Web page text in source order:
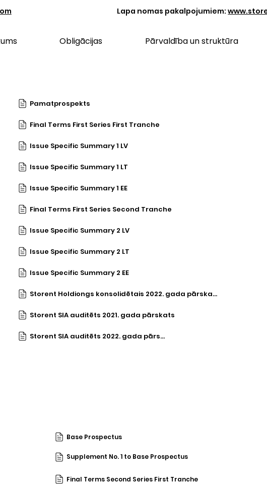
Lapa nomas pakalpojumiem:
Obligācijas Pārvaldība un struktūra
Pamatprospekts
Final Terms First Series Second Tranche
Issue Specific Summary 2 LV
Issue Specific Summary 2 LT
Issue Specific Summary 2 EE
Storent SIA auditēts 2022. gada pārskats
Issue Specific Summary 1 EE
Issue Specific Summary 1 LT
Issue Specific Summary 1 LV
Final Terms First Series First Tranche
Storent Holdiongs konsolidētais 2022. gada pārskats
Storent SIA auditēts 2021. gada pārskats
Base Prospectus
Final Terms Second Series First Tranche
Supplement No. 1 to Base Prospectus